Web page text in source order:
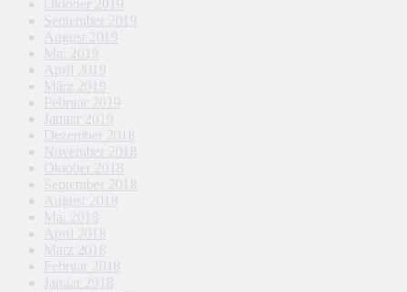
Oktober 2019
September 2019
August 2019
Mai 2019
April 2019
März 2019
Februar 2019
Januar 2019
Dezember 2018
November 2018
Oktober 2018
September 2018
August 2018
Mai 2018
April 2018
März 2018
Februar 2018
Januar 2018